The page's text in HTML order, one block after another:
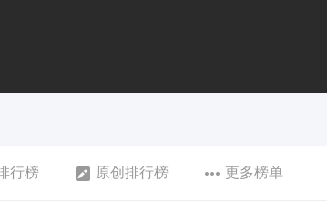
行榜 原创排行榜 更多榜单